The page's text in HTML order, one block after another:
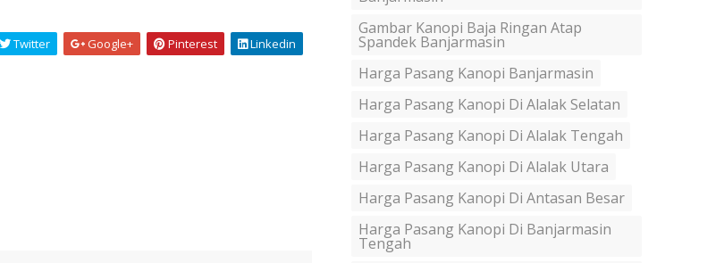
Twitter Google+ Pinterest Linkedin
Gambar Kanopi Baja Ringan Atap
Spandek Banjarmasin
Harga Pasang Kanopi Banjarmasin
Harga Pasang Kanopi Di Alalak Selatan
Harga Pasang Kanopi Di Alalak Tengah
Harga Pasang Kanopi Di Alalak Utara
Harga Pasang Kanopi Di Antasan Besar
Harga Pasang Kanopi Di Banjarmasin
Tengah